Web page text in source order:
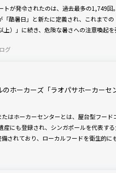
トが発令されたのは、過去最多の1,749回
酷暑日」と新たに定義され、これまでの
）」に続き、危険な暑さへの注意喚起を
今回は、そんな「近赤外線」から身体を
グ
ホーカーズ「ラオパサホーカーセ
はホーカーセンターとは、屋台型フード
産にも登録され、シンガポールを代表す
されており、ローカルフードを衛生的に
清潔感があり、歴史的建造物の美しさが